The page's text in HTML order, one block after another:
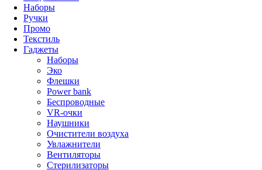
Наборы
Ручки
Промо
Текстиль
Гаджеты
Наборы
Эко
Флешки
Power bank
Беспроводные
VR-очки
Наушники
Очистители воздуха
Увлажнители
Вентиляторы
Стерилизаторы